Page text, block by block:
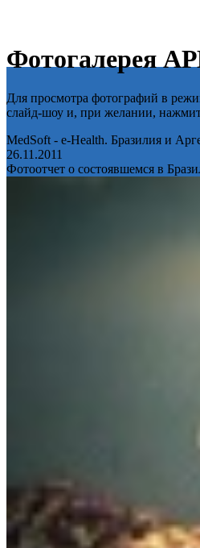
Фотогалерея
Для просмотра фотографий в
слайд-шоу и, при желании,
MedSoft - e-Health. Бразилия и
26.11.2011
Фотоотчет о состоявшемся в